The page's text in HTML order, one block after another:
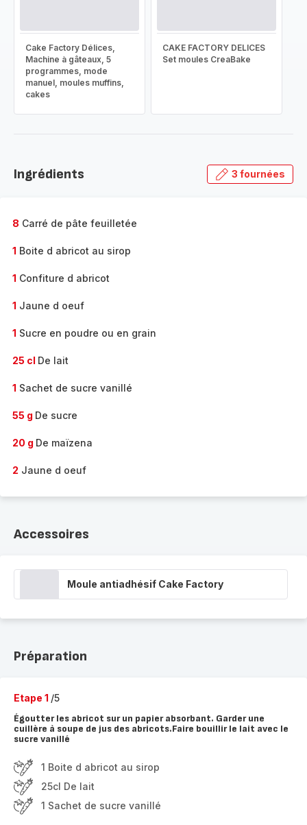
Cake Factory Délices,
Machine à gâteaux, 5
programmes, mode
manuel, moules muffins,
cakes
CAKE FACTORY DELICES
Set moules CreaBake
Ingrédients 3 fournées
8 Carré de pâte feuilletée
1 Boite d abricot au sirop
1 Confiture d abricot
1 Jaune d oeuf
1 Sucre en poudre ou en grain
25 cl De lait
1 Sachet de sucre vanillé
55 g De sucre
20 g De maïzena
2 Jaune d oeuf
Accessoires
Moule antiadhésif Cake Factory
Préparation
Etape 1 /5
Égoutter les abricot sur un papier absorbant. Garder une
cuillère à soupe de jus des abricots.Faire bouillir le lait avec le
sucre vanillé
1 Boite d abricot au sirop
25cl De lait
1 Sachet de sucre vanillé